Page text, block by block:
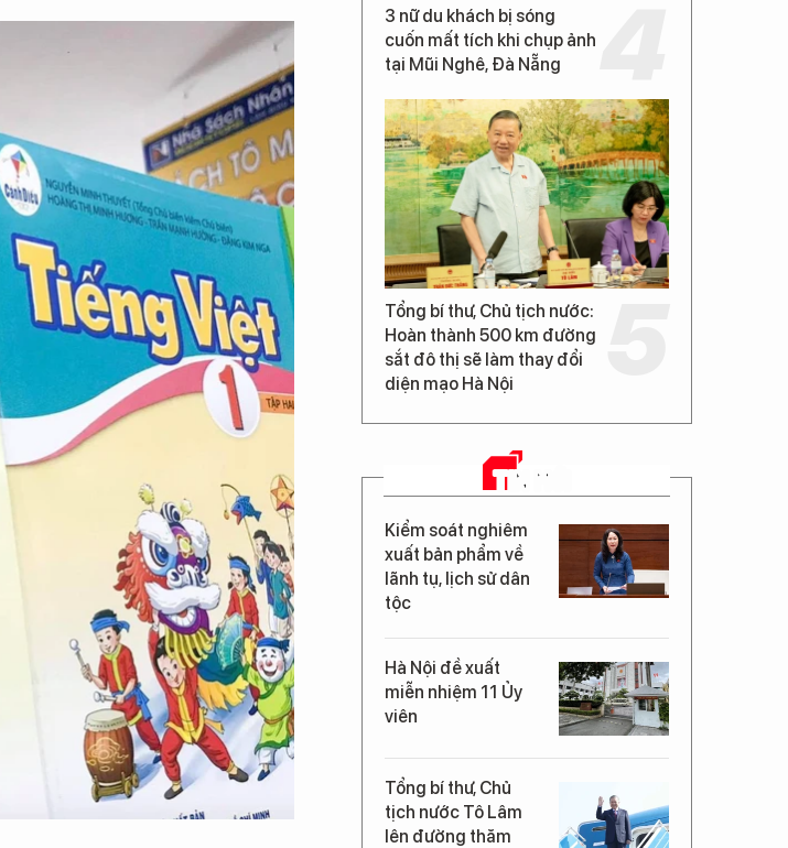
3 nữ du khách bị sóng
cuốn mất tích khi chụp ảnh
tại Mũi Nghê, Đà Nẵng
Tổng bí thư, Chủ tịch nước:
Hoàn thành 500 km đường
sắt đô thị sẽ làm thay đổi
diện mạo Hà Nội
TIN MỚI
Kiểm soát nghiêm
xuất bản phẩm về
lãnh tụ, lịch sử dân
tộc
Hà Nội đề xuất
miễn nhiệm 11 Ủy
viên
Tổng bí thư, Chủ
tịch nước Tô Lâm
lên đường thăm